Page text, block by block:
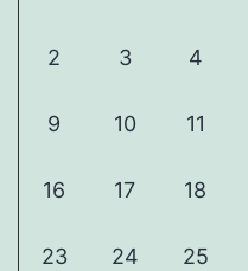
2 3 4
9 10 11
16 17 18
23 24 25